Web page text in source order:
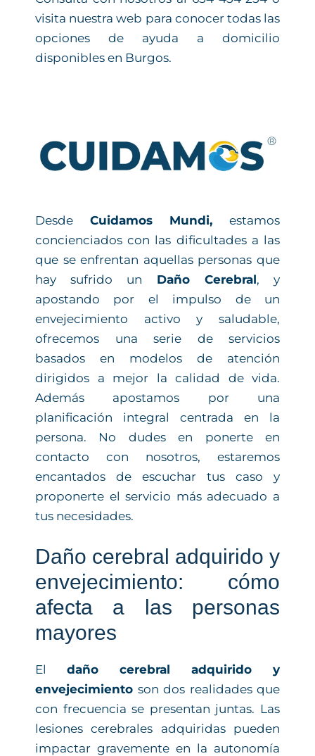
visita nuestra web para conocer todas las
opciones de ayuda a domicilio
disponibles en Burgos.
Desde Cuidamos Mundi, estamos
concienciados con las dificultades a las
que se enfrentan aquellas personas que
hay sufrido un Daño Cerebral, y
apostando por el impulso de un
envejecimiento activo y saludable,
ofrecemos una serie de servicios
basados en modelos de atención
dirigidos a mejor la calidad de vida.
Además apostamos por una
planificación integral centrada en la
persona. No dudes en ponerte en
contacto con nosotros, estaremos
encantados de escuchar tus caso y
proponerte el servicio más adecuado a
tus necesidades.
Daño cerebral adquirido y
envejecimiento: cómo
afecta a las personas
mayores
El daño cerebral adquirido y
envejecimiento son dos realidades que
con frecuencia se presentan juntas. Las
lesiones cerebrales adquiridas pueden
impactar gravemente en la autonomía